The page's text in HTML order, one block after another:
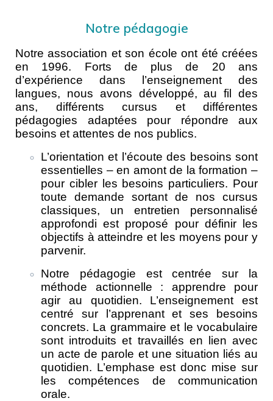
Notre pédagogie
Notre association et son école ont été créées
en 1996. Forts de plus de 20 ans
d’expérience dans l’enseignement des
langues, nous avons développé, au fil des
ans, différents cursus et différentes
pédagogies adaptées pour répondre aux
besoins et attentes de nos publics.
L’orientation et l’écoute des besoins sont
essentielles – en amont de la formation –
pour cibler les besoins particuliers. Pour
toute demande sortant de nos cursus
classiques, un entretien personnalisé
approfondi est proposé pour définir les
objectifs à atteindre et les moyens pour y
parvenir.
Notre pédagogie est centrée sur la
méthode actionnelle : apprendre pour
agir au quotidien. L’enseignement est
centré sur l’apprenant et ses besoins
concrets. La grammaire et le vocabulaire
sont introduits et travaillés en lien avec
un acte de parole et une situation liés au
quotidien. L’emphase est donc mise sur
les compétences de communication
orale.